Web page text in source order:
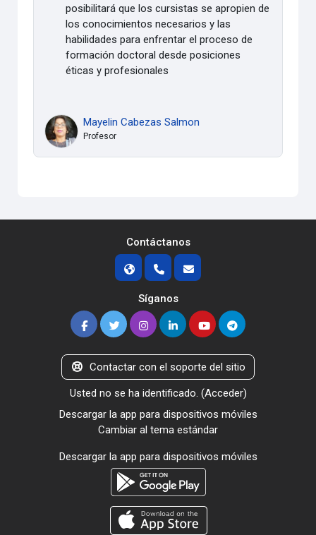
posibilitará que los cursistas se apropien de
los conocimientos necesarios y las
habilidades para enfrentar el proceso de
formación doctoral desde posiciones
éticas y profesionales
Mayelin Cabezas Salmon
Profesor
Contáctanos
Síganos
Contactar con el soporte del sitio
Usted no se ha identificado. (Acceder)
Descargar la app para dispositivos móviles
Cambiar al tema estándar
Descargar la app para dispositivos móviles